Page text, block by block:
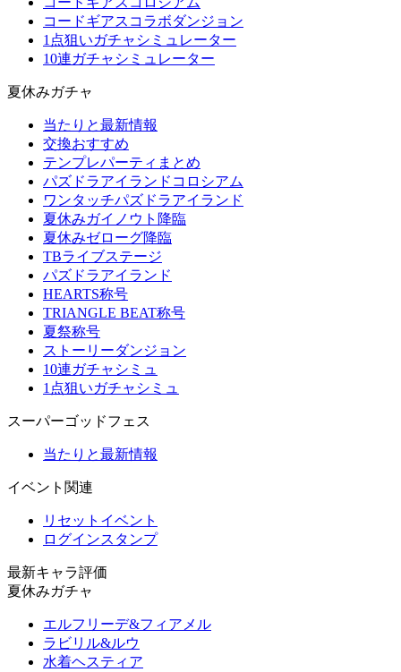
コードギアスコラボダンジョン
1点狙いガチャシミュレーター
10連ガチャシミュレーター
夏休みガチャ
当たりと最新情報
交換おすすめ
テンプレパーティまとめ
パズドラアイランドコロシアム
ワンタッチパズドラアイランド
夏休みガイノウト降臨
夏休みゼローグ降臨
TBライブステージ
パズドラアイランド
HEARTS称号
TRIANGLE BEAT称号
夏祭称号
ストーリーダンジョン
10連ガチャシミュ
1点狙いガチャシミュ
スーパーゴッドフェス
当たりと最新情報
イベント関連
リセットイベント
ログインスタンプ
最新キャラ評価
夏休みガチャ
エルフリーデ&フィアメル
ラビリル&ルウ
水着ヘスティア